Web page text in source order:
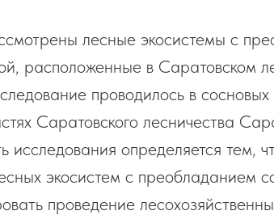
лесные экосистемы с
расположенные в Саратовском
проводилось в
Саратовского лесничества
исследования определяется тем,
экосистем с преобладанием
проведение